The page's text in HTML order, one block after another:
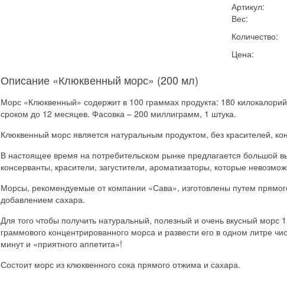
Артикул:
Вес:
Количество:
Цена:
Описание «Клюквенный морс» (200 мл)
Морс «Клюквенный» содержит в 100 граммах продукта: 180
сроком до 12 месяцев. Фасовка – 200 миллиграмм, 1 штука.
Клюквенный морс является натуральным продуктом, без красителей,
В настоящее время на потребительском рынке предлагается большой
консерванты, красители, загустители, ароматизаторы, которые
Морсы, рекомендуемые от компании «Сава», изготовлены путем
добавлением сахара.
Для того чтобы получить натуральный, полезный и очень вкусный морс
граммового концентрированного морса и развести его в одном литре
минут и «приятного аппетита»!
Состоит морс из клюквенного сока прямого отжима и сахара.